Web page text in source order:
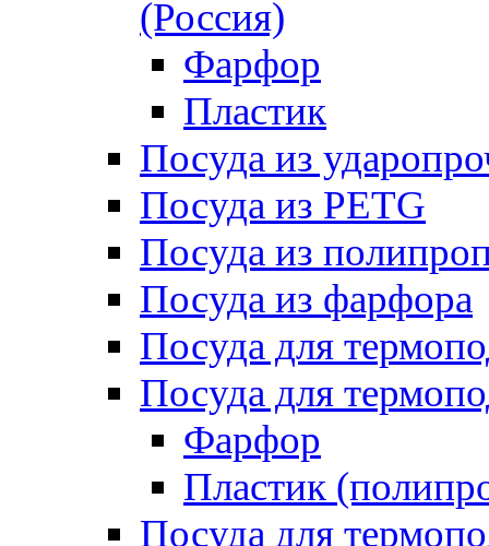
(Россия)
Фарфор
Пластик
Посуда из
Посуда из PETG
Посуда из
Посуда из фарфора
Посуда для
Посуда для
Фарфор
Пластик
Посуда для